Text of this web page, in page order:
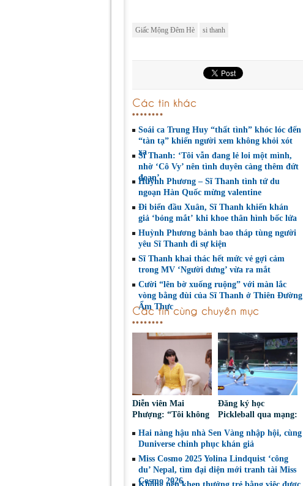
Giấc Mộng Đêm Hè si thanh
Các tin khác
Soái ca Trung Huy “thất tình” khóc lóc đến
“tàn tạ” khiến người xem không khỏi xót
xa
Sĩ Thanh: ‘Tôi vẫn đang lẻ loi một mình,
nhờ ‘Cô Vy’ nên tình duyên càng thêm đứt
đoạn’
Huỳnh Phương – Sĩ Thanh tình tứ du
ngoạn Hàn Quốc mừng valentine
Đi biển đầu Xuân, Sĩ Thanh khiến khán
giả ‘bỏng mắt’ khi khoe thân hình bốc lửa
Huỳnh Phương bảnh bao tháp tùng người
yêu Sĩ Thanh đi sự kiện
Sĩ Thanh khai thác hết mức vẻ gợi cảm
trong MV ‘Người dưng’ vừa ra mắt
Cười “lên bờ xuống ruộng” với màn lắc
vòng bằng đùi của Sĩ Thanh ở Thiên Đường
Ẩm Thực
Các tin cùng chuyên mục
Diễn viên Mai
Phượng: “Tôi không
những gì mình đã
chọn”
Đăng ký học
Pickleball qua mạng:
đoạt tài sản
Hai nàng hậu nhà Sen Vàng nhập hội, cùng
Duniverse chinh phục khán giả
Miss Cosmo 2025 Yolina Lindquist ‘công
du’ Nepal, tìm đại diện mới tranh tài Miss
Cosmo 2026